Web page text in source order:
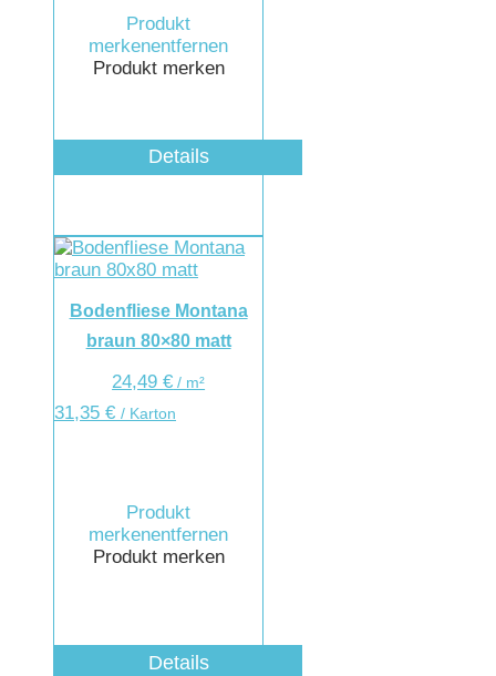
Produkt
merkenentfernen
Produkt merken
Details
Bodenfliese Montana
braun 80×80 matt
24,49€ / m²
31,35 € / Karton
Produkt
merkenentfernen
Produkt merken
Details